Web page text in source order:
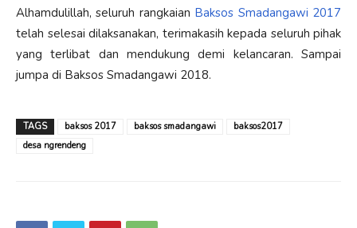
Alhamdulillah, seluruh rangkaian Baksos Smadangawi 2017
telah selesai dilaksanakan, terimakasih kepada seluruh pihak
yang terlibat dan mendukung demi kelancaran. Sampai
jumpa di Baksos Smadangawi 2018.
TAGS baksos 2017 baksos smadangawi
baksos2017
desa ngrendeng